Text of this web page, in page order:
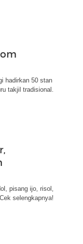
hadirkan 50 stan
takjil tradisional.
pisang ijo, risol,
selengkapnya!